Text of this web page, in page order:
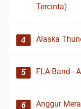
Tercinta)
Alaska
FLA Band -
Anggur